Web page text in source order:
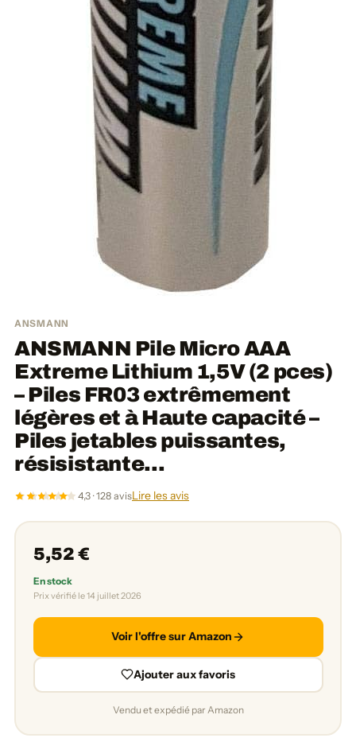
ANSMANN
ANSMANN Pile Micro AAA
Extreme Lithium 1,5V (2 pces)
– Piles FR03 extrêmement
légères et à Haute capacité –
Piles jetables puissantes,
résisistante...
4,3 · 128 avisLire les avis
5,52 €
En stock
Prix vérifié le 14 juillet 2026
Voir l'offre sur Amazon
Ajouter aux favoris
Vendu et expédié par Amazon